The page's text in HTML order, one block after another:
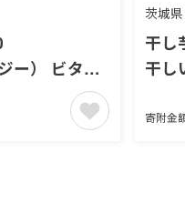
ー） ビタミ
本入 野菜
パック 備蓄
茨城
干し芋 1.5kg(250g×6袋
干し
は
芋
寄附金